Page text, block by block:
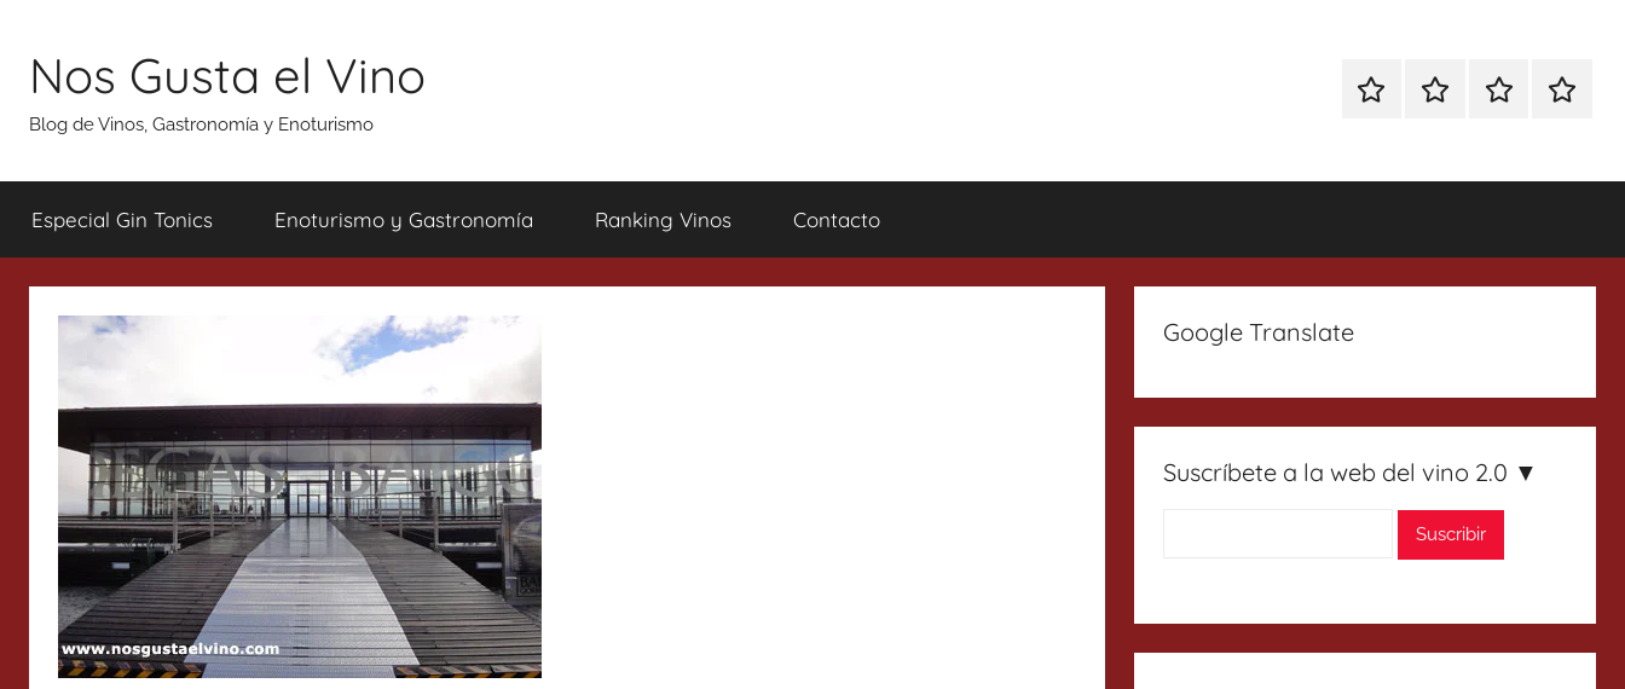
contenido
Nos Gusta el Vino
Blog de Vinos, Gastronomía y Enoturismo
EspecialEnoturismoRanking
Especial Gin Tonics Enoturismo y Gastronomía Ranking Vinos Contacto
Google Translate
Suscríbete a la web del vino 2.0 ▼